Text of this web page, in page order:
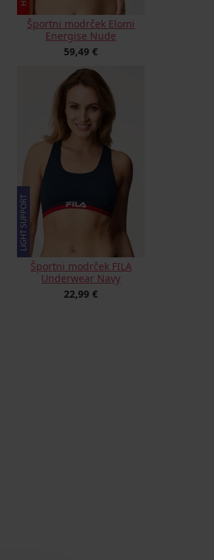
Športni modrček Elomi
Energise Nude
59,49 €
Športni modrček FILA
Underwear Navy
22,99 €